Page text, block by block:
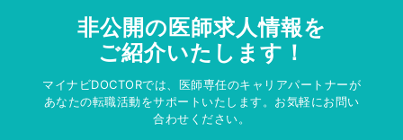
非公開の医師求人情報を
ご紹介いたします！
マイナビDOCTORでは、医師専任のキャリアパートナーが
あなたの転職活動をサポートいたします。お気軽にお問い
合わせください。